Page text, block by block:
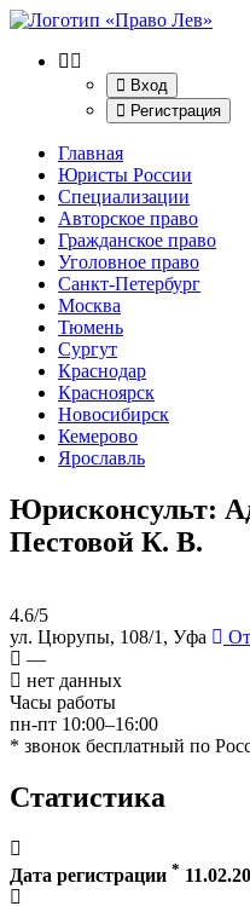
Вход
Регистрация
Главная
Юристы России
Специализации
Авторское право
Гражданское право
Уголовное право
Санкт-Петербург
Москва
Тюмень
Сургут
Краснодар
Красноярск
Новосибирск
Кемерово
Ярославль
Юрисконсульт:
Пестовой К. В.
4.6/5
ул. Цюрупы, 108/1, Уфа
—
нет данных
Часы работы
пн-пт 10:00–16:00
* звонок бесплатный по
Статистика
Дата регистрации *